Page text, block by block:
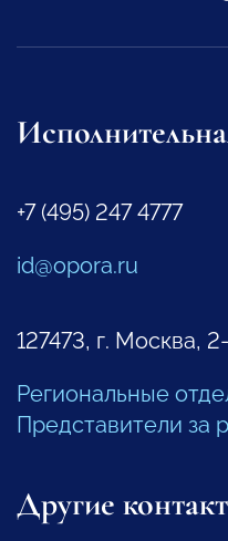
+7 (495) 247 4777
id@opora.ru
127473, г. Москва,
Региональные
Представители за
Другие